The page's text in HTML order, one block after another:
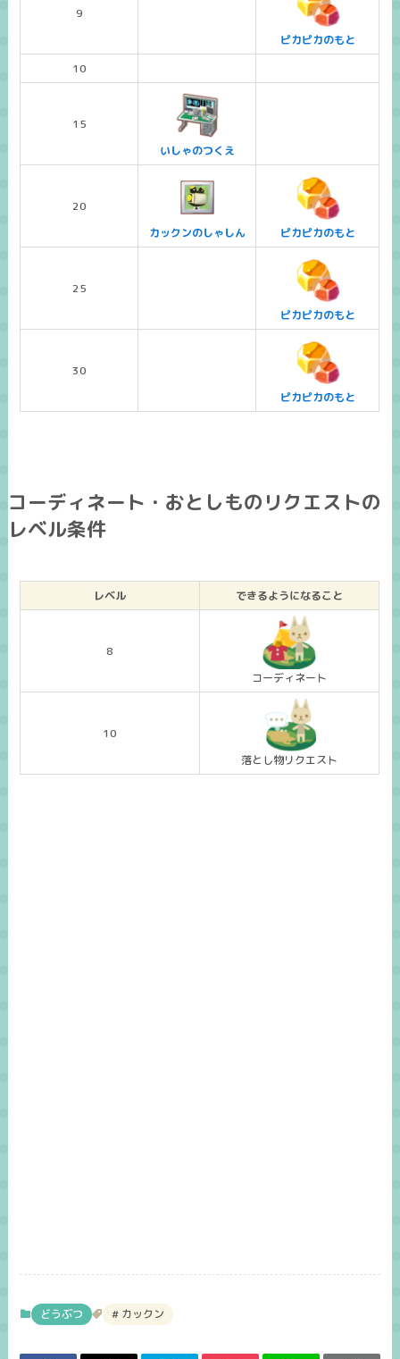
9
ピカピカのもと
10
15
いしゃのつくえ
20
カックンのしゃしん
ピカピカのもと
25
ピカピカのもと
30
ピカピカのもと
コーディネート・おとしものリクエストの
レベル条件
レベル できるようになること
8
コーディネート
10
落とし物リクエスト
どうぶつ カックン